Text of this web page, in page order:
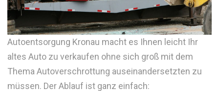
Autoentsorgung Kronau macht es Ihnen leicht Ihr
altes Auto zu verkaufen ohne sich groß mit dem
Thema Autoverschrottung auseinandersetzten zu
müssen. Der Ablauf ist ganz einfach: